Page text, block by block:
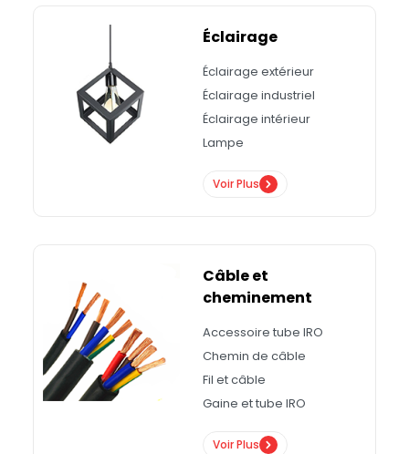
Éclairage
Éclairage extérieur
Éclairage industriel
Éclairage intérieur
Lampe
Voir Plus
Câble et
cheminement
Accessoire tube IRO
Chemin de câble
Fil et câble
Gaine et tube IRO
Voir Plus